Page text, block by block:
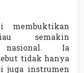
membuktikan
semakin
nasional. Ia
tidak hanya
juga instrumen